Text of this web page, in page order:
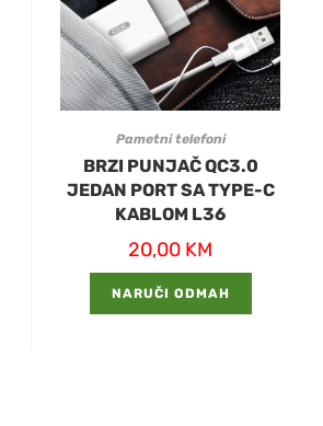
Pametni telefoni
BRZI PUNJAČ QC3.0
JEDAN PORT SA TYPE-C
KABLOM L36
20,00 KM
NARUČI ODMAH